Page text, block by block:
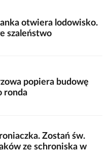
otwiera lodowisko.
szaleństwo
popiera budowę
ronda
Zostań św.
ze schroniska w